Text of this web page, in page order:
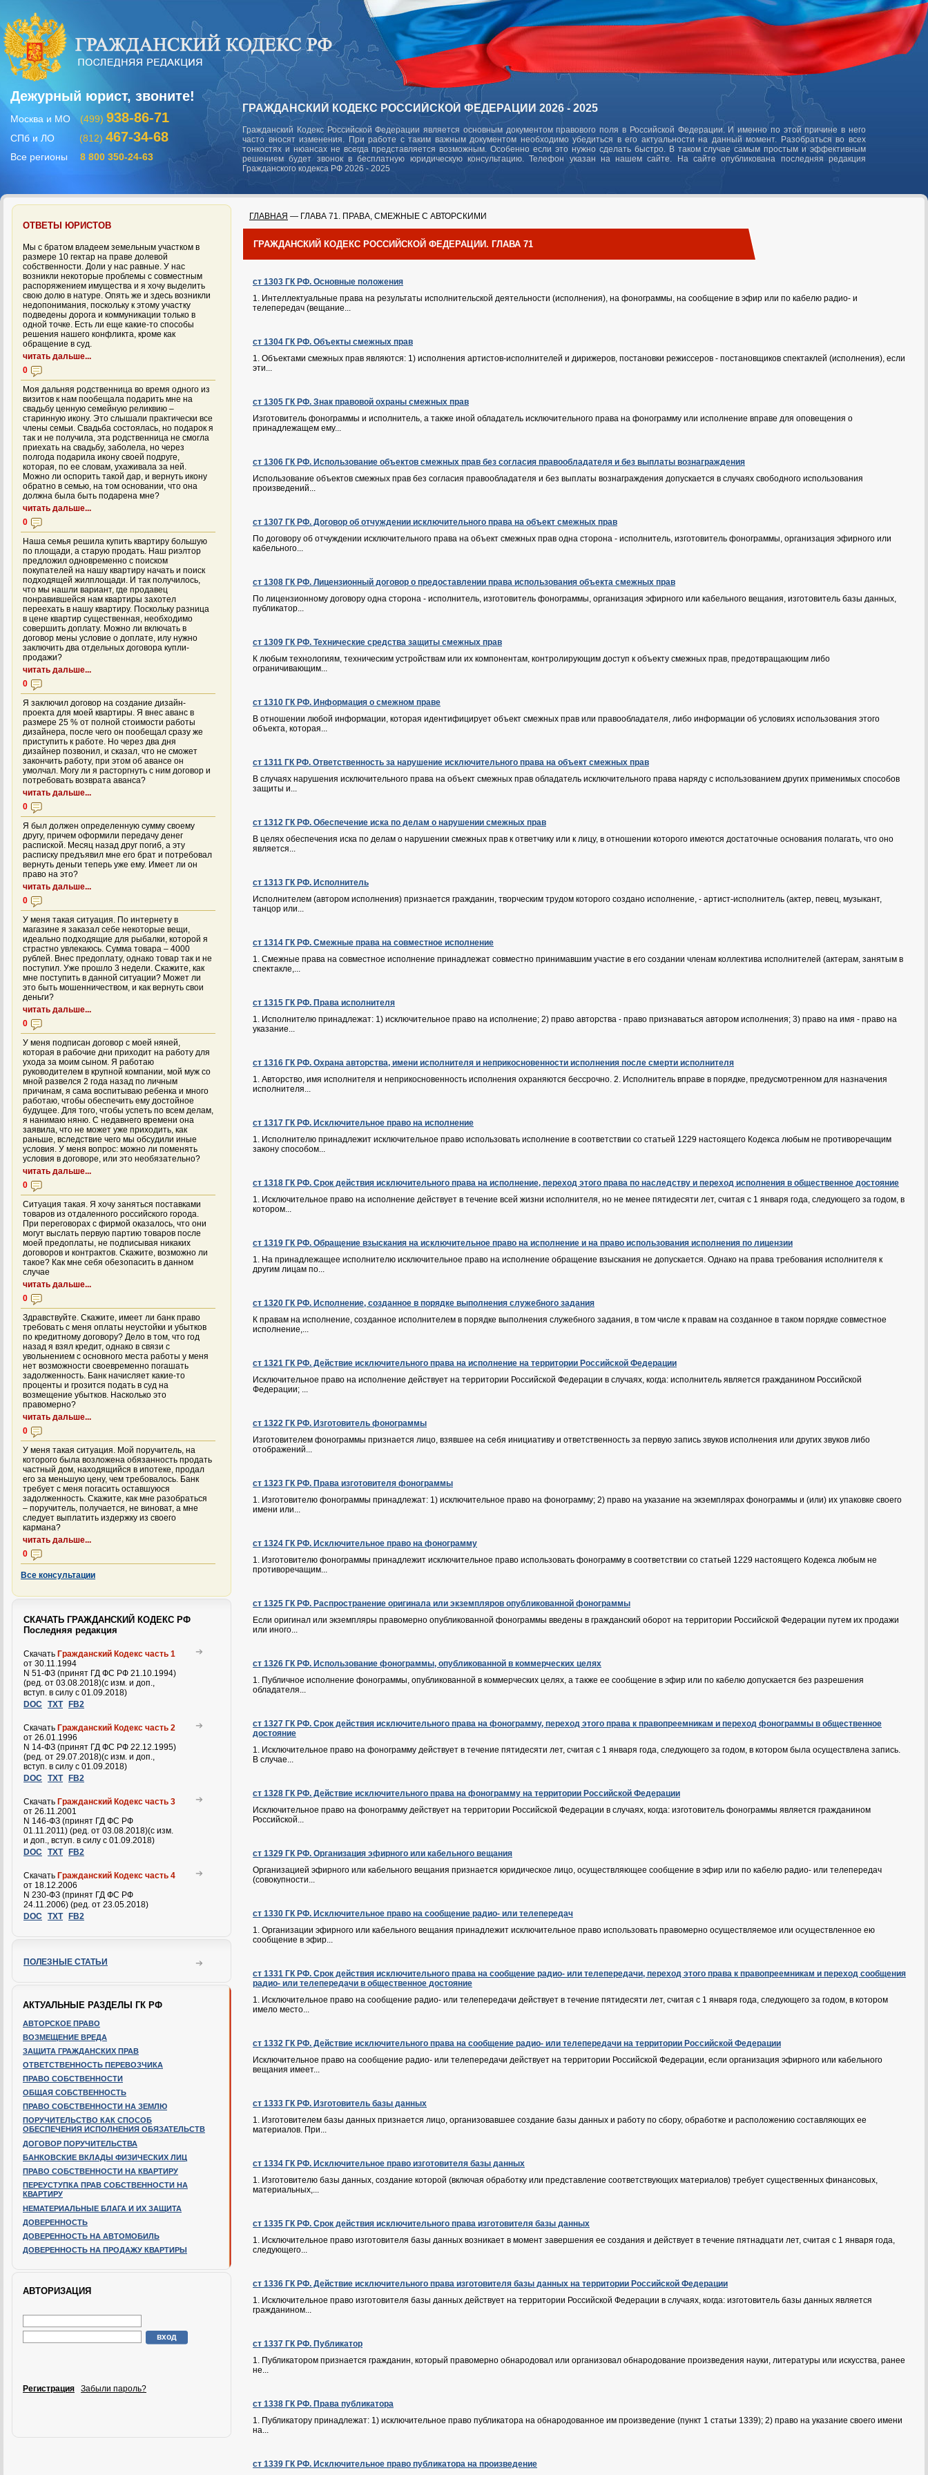
Дежурный юрист, звоните!
Москва и МО (499) 938-86-71
СПб и ЛО (812) 467-34-68
Все регионы 8 800 350-24-63
ГРАЖДАНСКИЙ КОДЕКС РОССИЙСКОЙ ФЕДЕРАЦИИ 2026 - 2025
Гражданский Кодекс Российской Федерации является основным документом правового поля в Российской Федерации. И именно по этой причине в него
часто вносят изменения. При работе с таким важным документом необходимо убедиться в его актуальности на данный момент. Разобраться во всех
тонкостях и нюансах не всегда представляется возможным. Особенно если это нужно сделать быстро. В таком случае самым простым и эффективным
решением будет звонок в бесплатную юридическую консультацию. Телефон указан на нашем сайте. На сайте опубликована последняя редакция
Гражданского кодекса РФ 2026 - 2025
ГЛАВНАЯ — ГЛАВА 71. ПРАВА, СМЕЖНЫЕ С АВТОРСКИМИ
ГРАЖДАНСКИЙ КОДЕКС РОССИЙСКОЙ ФЕДЕРАЦИИ. ГЛАВА 71
ст 1303 ГК РФ. Основные положения
1. Интеллектуальные права на результаты исполнительской деятельности (исполнения), на фонограммы, на сообщение в эфир или по кабелю радио- и
телепередач (вещание...
ст 1304 ГК РФ. Объекты смежных прав
1. Объектами смежных прав являются: 1) исполнения артистов-исполнителей и дирижеров, постановки режиссеров - постановщиков спектаклей (исполнения), если
эти...
ст 1305 ГК РФ. Знак правовой охраны смежных прав
Изготовитель фонограммы и исполнитель, а также иной обладатель исключительного права на фонограмму или исполнение вправе для оповещения о
принадлежащем ему...
ст 1306 ГК РФ. Использование объектов смежных прав без согласия правообладателя и без выплаты вознаграждения
Использование объектов смежных прав без согласия правообладателя и без выплаты вознаграждения допускается в случаях свободного использования
произведений...
ст 1307 ГК РФ. Договор об отчуждении исключительного права на объект смежных прав
По договору об отчуждении исключительного права на объект смежных прав одна сторона - исполнитель, изготовитель фонограммы, организация эфирного или
кабельного...
ст 1308 ГК РФ. Лицензионный договор о предоставлении права использования объекта смежных прав
По лицензионному договору одна сторона - исполнитель, изготовитель фонограммы, организация эфирного или кабельного вещания, изготовитель базы данных,
публикатор...
ст 1309 ГК РФ. Технические средства защиты смежных прав
К любым технологиям, техническим устройствам или их компонентам, контролирующим доступ к объекту смежных прав, предотвращающим либо
ограничивающим...
ст 1310 ГК РФ. Информация о смежном праве
В отношении любой информации, которая идентифицирует объект смежных прав или правообладателя, либо информации об условиях использования этого
объекта, которая...
ст 1311 ГК РФ. Ответственность за нарушение исключительного права на объект смежных прав
В случаях нарушения исключительного права на объект смежных прав обладатель исключительного права наряду с использованием других применимых способов
защиты и...
ст 1312 ГК РФ. Обеспечение иска по делам о нарушении смежных прав
В целях обеспечения иска по делам о нарушении смежных прав к ответчику или к лицу, в отношении которого имеются достаточные основания полагать, что оно
является...
ст 1313 ГК РФ. Исполнитель
Исполнителем (автором исполнения) признается гражданин, творческим трудом которого создано исполнение, - артист-исполнитель (актер, певец, музыкант,
танцор или...
ст 1314 ГК РФ. Смежные права на совместное исполнение
1. Смежные права на совместное исполнение принадлежат совместно принимавшим участие в его создании членам коллектива исполнителей (актерам, занятым в
спектакле,...
ст 1315 ГК РФ. Права исполнителя
1. Исполнителю принадлежат: 1) исключительное право на исполнение; 2) право авторства - право признаваться автором исполнения; 3) право на имя - право на
указание...
ст 1316 ГК РФ. Охрана авторства, имени исполнителя и неприкосновенности исполнения после смерти исполнителя
1. Авторство, имя исполнителя и неприкосновенность исполнения охраняются бессрочно. 2. Исполнитель вправе в порядке, предусмотренном для назначения
исполнителя...
ст 1317 ГК РФ. Исключительное право на исполнение
1. Исполнителю принадлежит исключительное право использовать исполнение в соответствии со статьей 1229 настоящего Кодекса любым не противоречащим
закону способом...
ст 1318 ГК РФ. Срок действия исключительного права на исполнение, переход этого права по наследству и переход исполнения в общественное достояние
1. Исключительное право на исполнение действует в течение всей жизни исполнителя, но не менее пятидесяти лет, считая с 1 января года, следующего за годом, в
котором...
ст 1319 ГК РФ. Обращение взыскания на исключительное право на исполнение и на право использования исполнения по лицензии
1. На принадлежащее исполнителю исключительное право на исполнение обращение взыскания не допускается. Однако на права требования исполнителя к
другим лицам по...
ст 1320 ГК РФ. Исполнение, созданное в порядке выполнения служебного задания
К правам на исполнение, созданное исполнителем в порядке выполнения служебного задания, в том числе к правам на созданное в таком порядке совместное
исполнение,...
ст 1321 ГК РФ. Действие исключительного права на исполнение на территории Российской Федерации
Исключительное право на исполнение действует на территории Российской Федерации в случаях, когда: исполнитель является гражданином Российской
Федерации; ...
ст 1322 ГК РФ. Изготовитель фонограммы
Изготовителем фонограммы признается лицо, взявшее на себя инициативу и ответственность за первую запись звуков исполнения или других звуков либо
отображений...
ст 1323 ГК РФ. Права изготовителя фонограммы
1. Изготовителю фонограммы принадлежат: 1) исключительное право на фонограмму; 2) право на указание на экземплярах фонограммы и (или) их упаковке своего
имени или...
ст 1324 ГК РФ. Исключительное право на фонограмму
1. Изготовителю фонограммы принадлежит исключительное право использовать фонограмму в соответствии со статьей 1229 настоящего Кодекса любым не
противоречащим...
ст 1325 ГК РФ. Распространение оригинала или экземпляров опубликованной фонограммы
Если оригинал или экземпляры правомерно опубликованной фонограммы введены в гражданский оборот на территории Российской Федерации путем их продажи
или иного...
ст 1326 ГК РФ. Использование фонограммы, опубликованной в коммерческих целях
1. Публичное исполнение фонограммы, опубликованной в коммерческих целях, а также ее сообщение в эфир или по кабелю допускается без разрешения
обладателя...
ст 1327 ГК РФ. Срок действия исключительного права на фонограмму, переход этого права к правопреемникам и переход фонограммы в общественное
достояние
1. Исключительное право на фонограмму действует в течение пятидесяти лет, считая с 1 января года, следующего за годом, в котором была осуществлена запись.
В случае...
ст 1328 ГК РФ. Действие исключительного права на фонограмму на территории Российской Федерации
Исключительное право на фонограмму действует на территории Российской Федерации в случаях, когда: изготовитель фонограммы является гражданином
Российской...
ст 1329 ГК РФ. Организация эфирного или кабельного вещания
Организацией эфирного или кабельного вещания признается юридическое лицо, осуществляющее сообщение в эфир или по кабелю радио- или телепередач
(совокупности...
ст 1330 ГК РФ. Исключительное право на сообщение радио- или телепередач
1. Организации эфирного или кабельного вещания принадлежит исключительное право использовать правомерно осуществляемое или осуществленное ею
сообщение в эфир...
ст 1331 ГК РФ. Срок действия исключительного права на сообщение радио- или телепередачи, переход этого права к правопреемникам и переход сообщения
радио- или телепередачи в общественное достояние
1. Исключительное право на сообщение радио- или телепередачи действует в течение пятидесяти лет, считая с 1 января года, следующего за годом, в котором
имело место...
ст 1332 ГК РФ. Действие исключительного права на сообщение радио- или телепередачи на территории Российской Федерации
Исключительное право на сообщение радио- или телепередачи действует на территории Российской Федерации, если организация эфирного или кабельного
вещания имеет...
ст 1333 ГК РФ. Изготовитель базы данных
1. Изготовителем базы данных признается лицо, организовавшее создание базы данных и работу по сбору, обработке и расположению составляющих ее
материалов. При...
ст 1334 ГК РФ. Исключительное право изготовителя базы данных
1. Изготовителю базы данных, создание которой (включая обработку или представление соответствующих материалов) требует существенных финансовых,
материальных,...
ст 1335 ГК РФ. Срок действия исключительного права изготовителя базы данных
1. Исключительное право изготовителя базы данных возникает в момент завершения ее создания и действует в течение пятнадцати лет, считая с 1 января года,
следующего...
ст 1336 ГК РФ. Действие исключительного права изготовителя базы данных на территории Российской Федерации
1. Исключительное право изготовителя базы данных действует на территории Российской Федерации в случаях, когда: изготовитель базы данных является
гражданином...
ст 1337 ГК РФ. Публикатор
1. Публикатором признается гражданин, который правомерно обнародовал или организовал обнародование произведения науки, литературы или искусства, ранее
не...
ст 1338 ГК РФ. Права публикатора
1. Публикатору принадлежат: 1) исключительное право публикатора на обнародованное им произведение (пункт 1 статьи 1339); 2) право на указание своего имени
на...
ст 1339 ГК РФ. Исключительное право публикатора на произведение
ОТВЕТЫ ЮРИСТОВ
Мы с братом владеем земельным участком в
размере 10 гектар на праве долевой
собственности. Доли у нас равные. У нас
возникли некоторые проблемы с совместным
распоряжением имущества и я хочу выделить
свою долю в натуре. Опять же и здесь возникли
недопонимания, поскольку к этому участку
подведены дорога и коммуникации только в
одной точке. Есть ли еще какие-то способы
решения нашего конфликта, кроме как
обращение в суд.
читать дальше...
0
Моя дальняя родственница во время одного из
визитов к нам пообещала подарить мне на
свадьбу ценную семейную реликвию –
старинную икону. Это слышали практически все
члены семьи. Свадьба состоялась, но подарок я
так и не получила, эта родственница не смогла
приехать на свадьбу, заболела, но через
полгода подарила икону своей подруге,
которая, по ее словам, ухаживала за ней.
Можно ли оспорить такой дар, и вернуть икону
обратно в семью, на том основании, что она
должна была быть подарена мне?
читать дальше...
0
Наша семья решила купить квартиру большую
по площади, а старую продать. Наш риэлтор
предложил одновременно с поиском
покупателей на нашу квартиру начать и поиск
подходящей жилплощади. И так получилось,
что мы нашли вариант, где продавец
понравившейся нам квартиры захотел
переехать в нашу квартиру. Поскольку разница
в цене квартир существенная, необходимо
совершить доплату. Можно ли включать в
договор мены условие о доплате, илу нужно
заключить два отдельных договора купли-
продажи?
читать дальше...
0
Я заключил договор на создание дизайн-
проекта для моей квартиры. Я внес аванс в
размере 25 % от полной стоимости работы
дизайнера, после чего он пообещал сразу же
приступить к работе. Но через два дня
дизайнер позвонил, и сказал, что не сможет
закончить работу, при этом об авансе он
умолчал. Могу ли я расторгнуть с ним договор и
потребовать возврата аванса?
читать дальше...
0
Я был должен определенную сумму своему
другу, причем оформили передачу денег
распиской. Месяц назад друг погиб, а эту
расписку предъявил мне его брат и потребовал
вернуть деньги теперь уже ему. Имеет ли он
право на это?
читать дальше...
0
У меня такая ситуация. По интернету в
магазине я заказал себе некоторые вещи,
идеально подходящие для рыбалки, которой я
страстно увлекаюсь. Сумма товара – 4000
рублей. Внес предоплату, однако товар так и не
поступил. Уже прошло 3 недели. Скажите, как
мне поступить в данной ситуации? Может ли
это быть мошенничеством, и как вернуть свои
деньги?
читать дальше...
0
У меня подписан договор с моей няней,
которая в рабочие дни приходит на работу для
ухода за моим сыном. Я работаю
руководителем в крупной компании, мой муж со
мной развелся 2 года назад по личным
причинам, я сама воспитываю ребенка и много
работаю, чтобы обеспечить ему достойное
будущее. Для того, чтобы успеть по всем делам,
я нанимаю няню. С недавнего времени она
заявила, что не может уже приходить, как
раньше, вследствие чего мы обсудили иные
условия. У меня вопрос: можно ли поменять
условия в договоре, или это необязательно?
читать дальше...
0
Ситуация такая. Я хочу заняться поставками
товаров из отдаленного российского города.
При переговорах с фирмой оказалось, что они
могут выслать первую партию товаров после
моей предоплаты, не подписывая никаких
договоров и контрактов. Скажите, возможно ли
такое? Как мне себя обезопасить в данном
случае
читать дальше...
0
Здравствуйте. Скажите, имеет ли банк право
требовать с меня оплаты неустойки и убытков
по кредитному договору? Дело в том, что год
назад я взял кредит, однако в связи с
увольнением с основного места работы у меня
нет возможности своевременно погашать
задолженность. Банк начисляет какие-то
проценты и грозится подать в суд на
возмещение убытков. Насколько это
правомерно?
читать дальше...
0
У меня такая ситуация. Мой поручитель, на
которого была возложена обязанность продать
частный дом, находящийся в ипотеке, продал
его за меньшую цену, чем требовалось. Банк
требует с меня погасить оставшуюся
задолженность. Скажите, как мне разобраться
– поручитель, получается, не виноват, а мне
следует выплатить издержку из своего
кармана?
читать дальше...
0
Все консультации
СКАЧАТЬ ГРАЖДАНСКИЙ КОДЕКС РФ
Последняя редакция
Скачать Гражданский Кодекс часть 1
от 30.11.1994
N 51-ФЗ (принят ГД ФС РФ 21.10.1994)
(ред. от 03.08.2018)(с изм. и доп.,
вступ. в силу с 01.09.2018)
DOC TXT FB2
Скачать Гражданский Кодекс часть 2
от 26.01.1996
N 14-ФЗ (принят ГД ФС РФ 22.12.1995)
(ред. от 29.07.2018)(с изм. и доп.,
вступ. в силу с 01.09.2018)
DOC TXT FB2
Скачать Гражданский Кодекс часть 3
от 26.11.2001
N 146-ФЗ (принят ГД ФС РФ
01.11.2011) (ред. от 03.08.2018)(с изм.
и доп., вступ. в силу с 01.09.2018)
DOC TXT FB2
Скачать Гражданский Кодекс часть 4
от 18.12.2006
N 230-ФЗ (принят ГД ФС РФ
24.11.2006) (ред. от 23.05.2018)
DOC TXT FB2
ПОЛЕЗНЫЕ СТАТЬИ
АКТУАЛЬНЫЕ РАЗДЕЛЫ ГК РФ
АВТОРСКОЕ ПРАВО
ВОЗМЕЩЕНИЕ ВРЕДА
ЗАЩИТА ГРАЖДАНСКИХ ПРАВ
ОТВЕТСТВЕННОСТЬ ПЕРЕВОЗЧИКА
ПРАВО СОБСТВЕННОСТИ
ОБЩАЯ СОБСТВЕННОСТЬ
ПРАВО СОБСТВЕННОСТИ НА ЗЕМЛЮ
ПОРУЧИТЕЛЬСТВО КАК СПОСОБ
ОБЕСПЕЧЕНИЯ ИСПОЛНЕНИЯ ОБЯЗАТЕЛЬСТВ
ДОГОВОР ПОРУЧИТЕЛЬСТВА
БАНКОВСКИЕ ВКЛАДЫ ФИЗИЧЕСКИХ ЛИЦ
ПРАВО СОБСТВЕННОСТИ НА КВАРТИРУ
ПЕРЕУСТУПКА ПРАВ СОБСТВЕННОСТИ НА
КВАРТИРУ
НЕМАТЕРИАЛЬНЫЕ БЛАГА И ИХ ЗАЩИТА
ДОВЕРЕННОСТЬ
ДОВЕРЕННОСТЬ НА АВТОМОБИЛЬ
ДОВЕРЕННОСТЬ НА ПРОДАЖУ КВАРТИРЫ
АВТОРИЗАЦИЯ
Регистрация Забыли пароль?